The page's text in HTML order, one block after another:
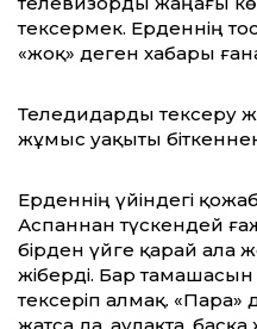
тексермек. Ерденнің
«жоқ» деген хабары
Теледидарды тексеру
жұмыс уақыты
Ерденнің үйіндегі
Аспаннан түскендей
бірден үйге қарай ала
жіберді. Бар
тексеріп алмақ. «Пара»